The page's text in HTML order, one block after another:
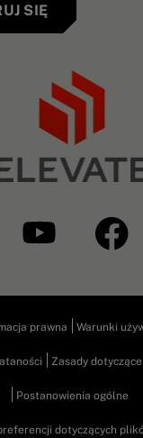
SIĘ
prawna Warunki
Zasady
Postanowienia ogólne
dotyczących